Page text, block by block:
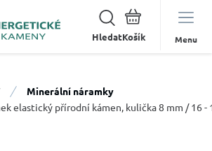
Hledat Menu
Minerální náramky
elastický přírodní kámen, kulička 8 mm / 16